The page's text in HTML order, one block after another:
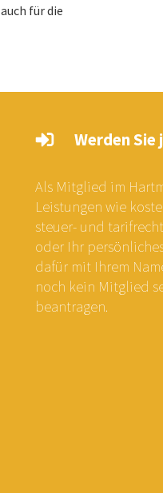
für die
Werden
Als Mitglied im
Leistungen wie
steuer- und
oder Ihr
dafür mit Ihrem
noch kein Mitglied
beantragen.